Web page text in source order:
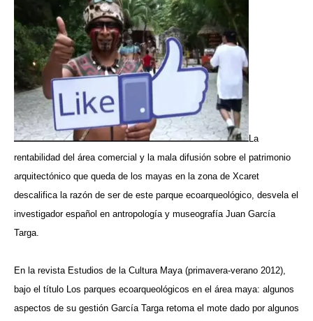
La
rentabilidad del área comercial y la mala difusión sobre el patrimonio
arquitectónico que queda de los mayas en la zona de Xcaret
descalifica la razón de ser de este parque ecoarqueológico, desvela el
investigador español en antropología y museografía Juan García
Targa.
En la revista Estudios de la Cultura Maya (primavera-verano 2012),
bajo el título Los parques ecoarqueológicos en el área maya: algunos
aspectos de su gestión García Targa retoma el mote dado por algunos